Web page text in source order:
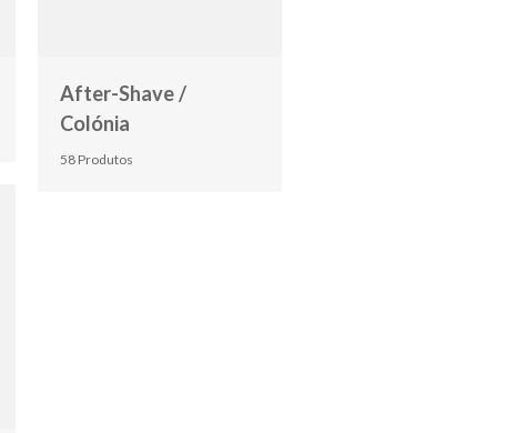
After-Shave /
Colónia
58 Produtos